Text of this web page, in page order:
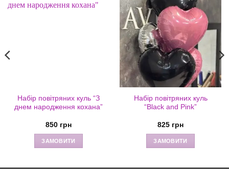
Набір повітряних куль “З
днем народження кохана”
850 грн
ЗАМОВИТИ
Набір повітряних куль
“Black and Pink”
825 грн
ЗАМОВИТИ